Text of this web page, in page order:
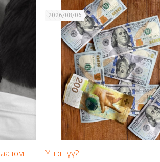
юм
2026/08/06
Үнэн үү?